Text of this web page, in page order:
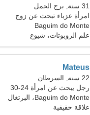
31 سنة, برج الحمل
امرأة عزباء تبحث عن زوج
Baguim do Monte
علم الروبوتات، شيوع
Mateus
22 سنة, السرطان
رجل يبحث عن امرأة 24-30
Baguim do Monte، البرتغال
علاقة حقيقية